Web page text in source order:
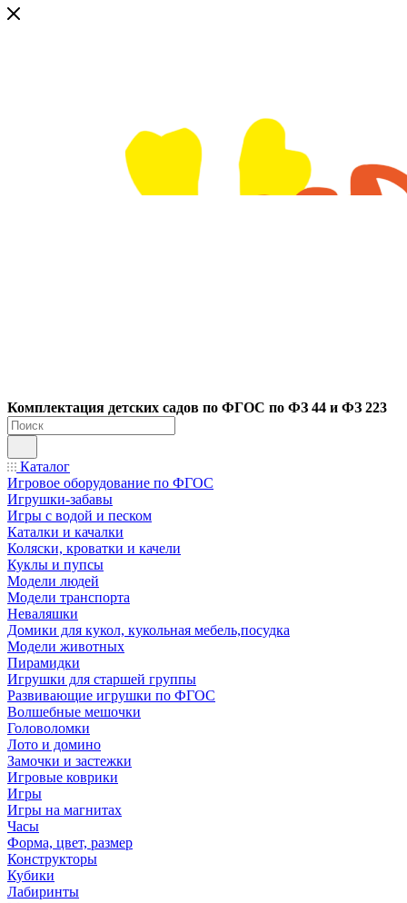
Комплектация детских садов по ФГОC по ФЗ 44 и ФЗ 223
Каталог
Игровое оборудование по ФГОС
Игрушки-забавы
Игры с водой и песком
Каталки и качалки
Коляски, кроватки и качели
Куклы и пупсы
Модели людей
Модели транспорта
Неваляшки
Домики для кукол, кукольная мебель,посудка
Модели животных
Пирамидки
Игрушки для старшей группы
Развивающие игрушки по ФГОС
Волшебные мешочки
Головоломки
Лото и домино
Замочки и застежки
Игровые коврики
Игры
Игры на магнитах
Часы
Форма, цвет, размер
Конструкторы
Кубики
Лабиринты